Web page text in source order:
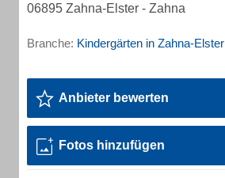
06895 Zahna-Elster - Zahna
Branche: Kindergärten in Zahna-Elster
Anbieter bewerten
Fotos hinzufügen